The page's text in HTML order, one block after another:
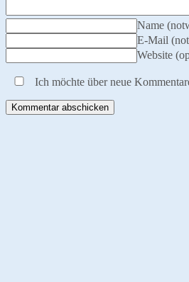
Name
E-Mail
Website
Ich möchte über neue